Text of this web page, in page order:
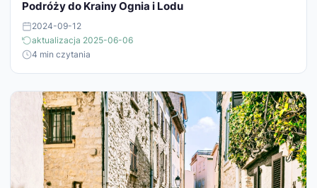
Podróży do Krainy Ognia i Lodu
2024-09-12
aktualizacja 2025-06-06
4 min czytania